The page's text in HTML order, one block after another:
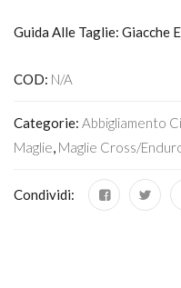
Guida Alle Taglie: Giacche
COD: N/A
Categorie: Abbigliamento
Maglie, Maglie Cross/
Condividi: